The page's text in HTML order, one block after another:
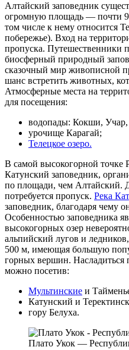
Алтайский заповедник
огромную площадь — почти
том числе к нему относится
побережье). Вход на
пропуска. Путешественники
биосферный природный
сказочный мир живописной
шанс встретить животных,
Атмосферные места на
для посещения:
водопады: Кокши, Учар,
урочище Карагай;
Телецкое озеро.
В самой высокогорной точке
Катунский заповедник,
по площади, чем Алтайский.
потребуется пропуск. Река
заповедник, благодаря чему
Особенностью заповедника
высокогорных озер
альпийский лугов и
500 м, имеющая большую
горных вершин.
можно посетив:
Мультинские и
Катунский и
гору Белуха.
Плато Укок —